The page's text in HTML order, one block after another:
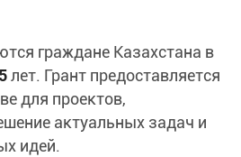
граждане Казахстана в
лет. Грант предоставляется
для проектов,
актуальных задач и
идей.